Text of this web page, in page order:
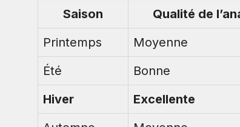
Saison Qualité de
Printemps
Moyenne
Été
Bonne
Hiver
Excellente